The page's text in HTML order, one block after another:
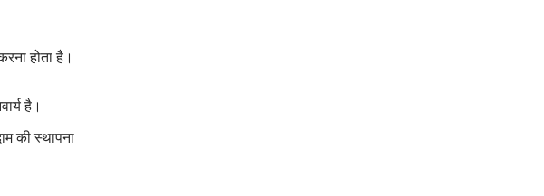
होता है।
है।
की स्थापना